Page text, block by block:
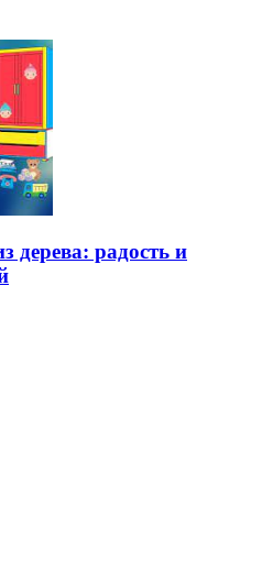
дерева: радость и